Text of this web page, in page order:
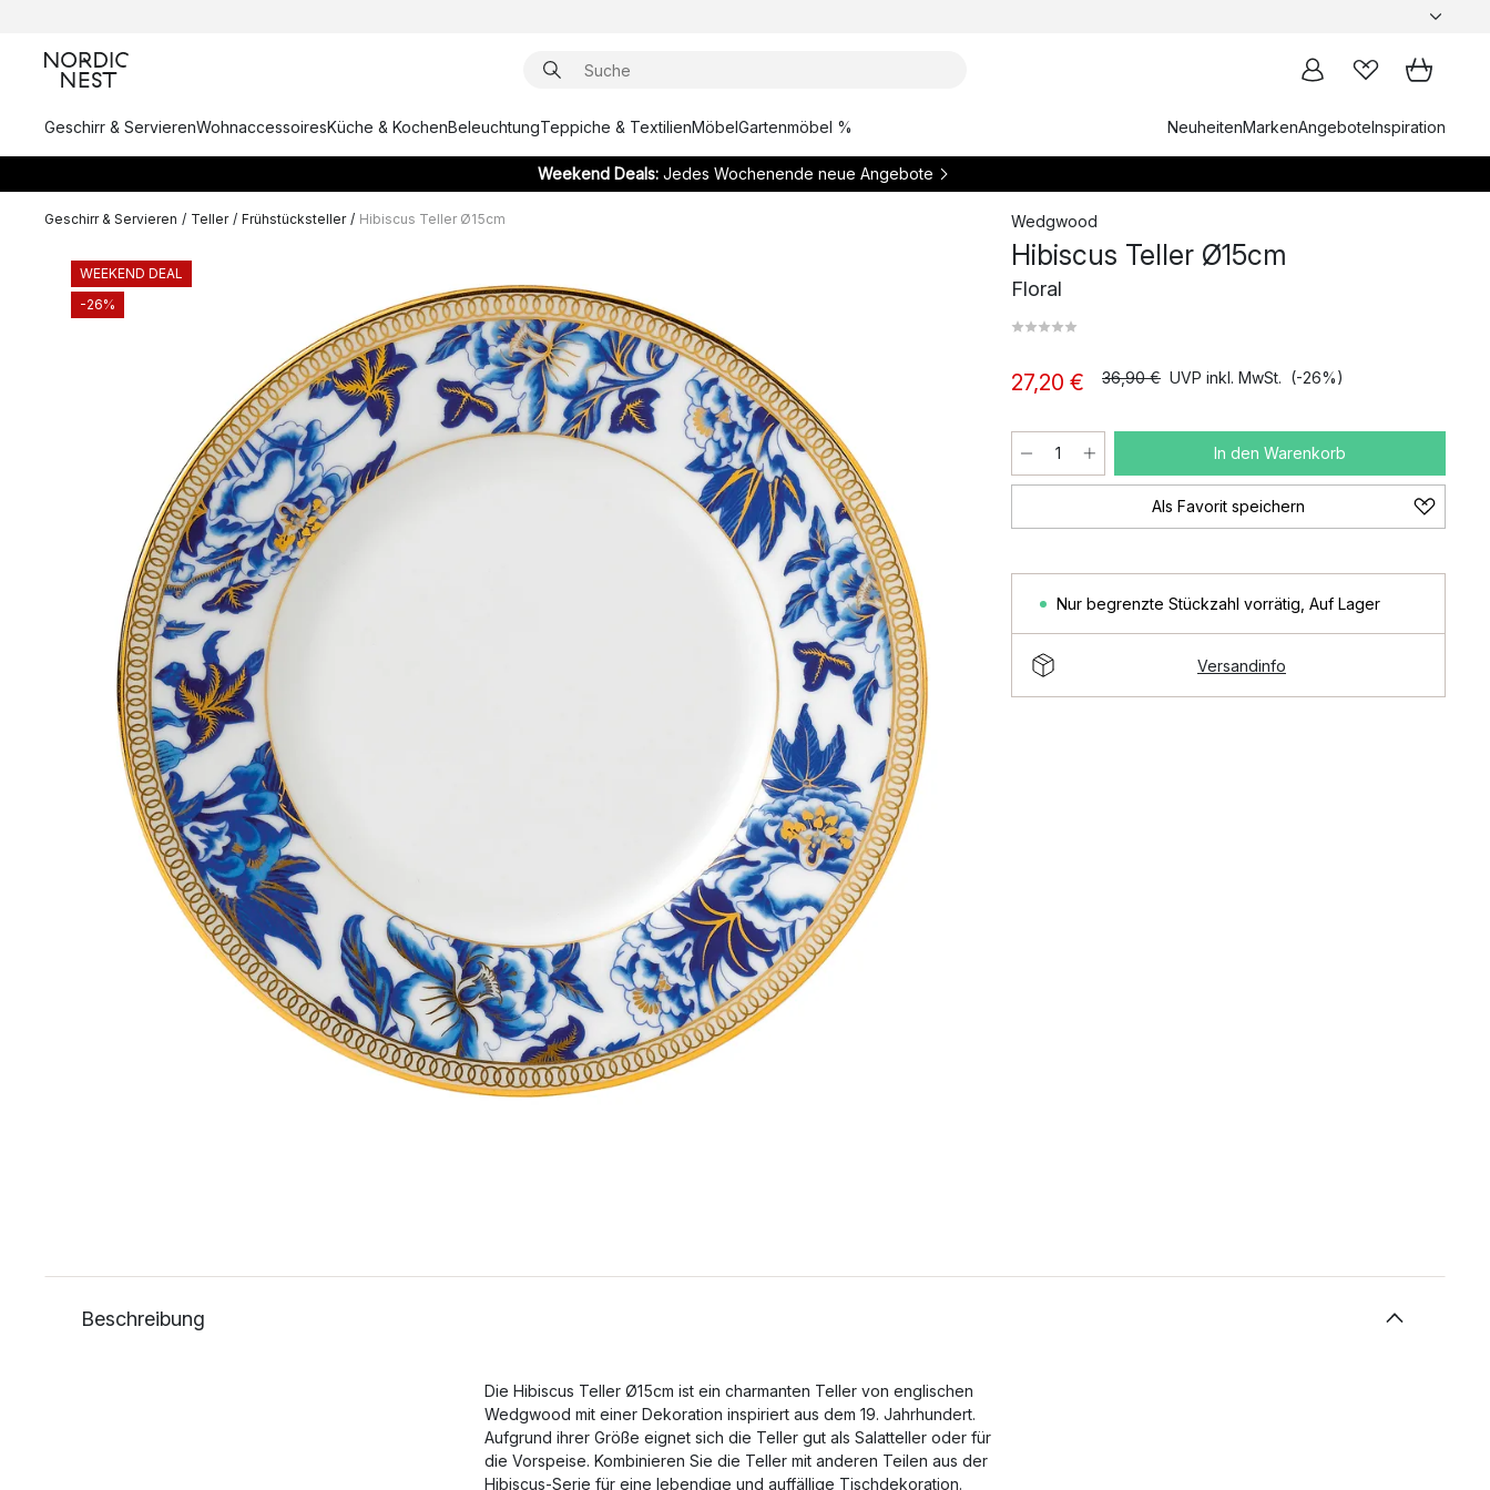
Geschirr & ServierenWohnaccessoiresKüche & KochenBeleuchtungTeppiche & TextilienMöbelGartenmöbel % NeuheitenMarkenAngeboteInspiration
Weekend Deals:Jedes Wochenende neue Angebote
Geschirr & Servieren / Teller / Frühstücksteller / Hibiscus Teller Ø15cm
WEEKEND DEAL
-26%
Wedgwood
Hibiscus Teller Ø15cm
Floral
27,20 € 36,90 € UVP inkl. MwSt. (-26%)
In den Warenkorb
Als Favorit speichern
Nur begrenzte Stückzahl vorrätig Auf Lager
Versandinfo
Beschreibung
Die Hibiscus Teller Ø15cm ist ein charmanten Teller von englischen
Wedgwood mit einer Dekoration inspiriert aus dem 19. Jahrhundert.
Aufgrund ihrer Größe eignet sich die Teller gut als Salatteller oder für
die Vorspeise. Kombinieren Sie die Teller mit anderen Teilen aus der
Hibiscus-Serie für eine lebendige und auffällige Tischdekoration.